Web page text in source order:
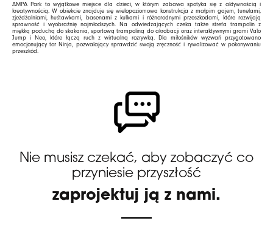
AMPA Park to wyjątkowe miejsce dla dzieci, w którym zabawa spotyka się z aktywnością i
kreatywnością. W obiekcie znajduje się wielopoziomowa konstrukcja z małpim gajem, tunelami,
zjeżdżalniami, huśtawkami, basenami z kulkami i różnorodnymi przeszkodami, które rozwijają
sprawność i wyobraźnię najmłodszych. Na odwiedzających czeka także strefa trampolin z
miękką poduchą do skakania, sportową trampoliną do akrobacji oraz interaktywnymi grami Valo
Jump i Neo, które łączą ruch z wirtualną rozrywką. Dla miłośników wyzwań przygotowano
emocjonujący tor Ninja, pozwalający sprawdzić swoją zręczność i rywalizować w pokonywaniu
przeszkód.
Nie musisz czekać, aby zobaczyć co
przyniesie przyszłość
zaprojektuj ją z nami.